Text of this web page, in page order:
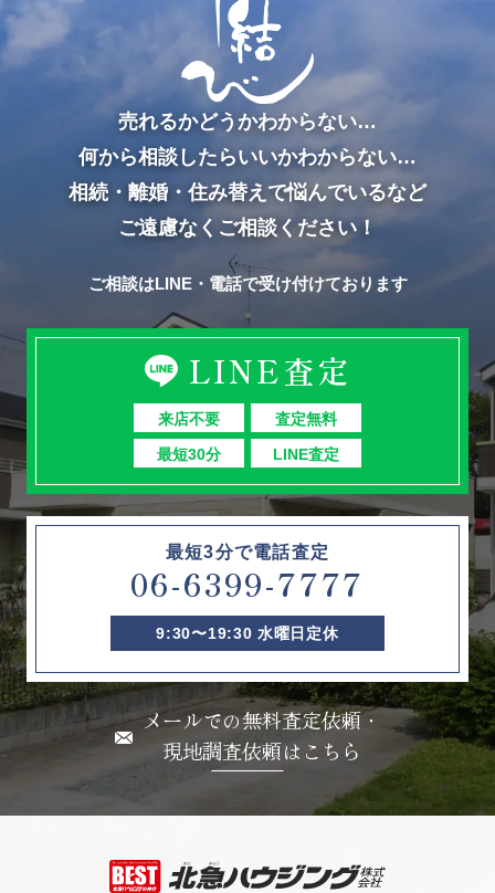
売れるかどうかわからない…
何から相談したらいいかわからない…
相続・離婚・住み替えで悩んでいるなど
ご遠慮なくご相談ください！
ご相談はLINE・電話で受け付けております
LINE査定
来店不要
査定無料
最短30分
LINE査定
最短3分で電話査定
06-6399-7777
9:30〜19:30 水曜日定休
メールでの無料査定依頼・
現地調査依頼はこちら